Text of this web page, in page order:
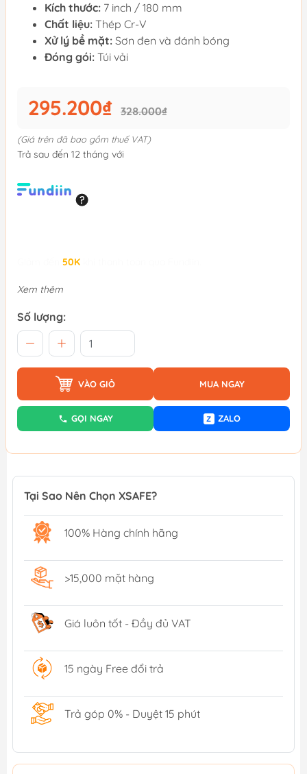
Kích thước: 7 inch / 180 mm
Chất liệu: Thép Cr-V
Xử lý bề mặt: Sơn đen và đánh bóng
Đóng gói: Túi vải
295.200₫ 328.000₫
(Giá trên đã bao gồm thuế VAT)
Trả sau đến 12 tháng với
50K
Xem thêm
Số lượng:
VÀO GIỎ MUA NGAY
GỌI NGAY Z ZALO
Tại Sao Nên Chọn XSAFE?
100% Hàng chính hãng
>15,000 mặt hàng
Giá luôn tốt - Đầy đủ VAT
15 ngày Free đổi trả
Trả góp 0% - Duyệt 15 phút